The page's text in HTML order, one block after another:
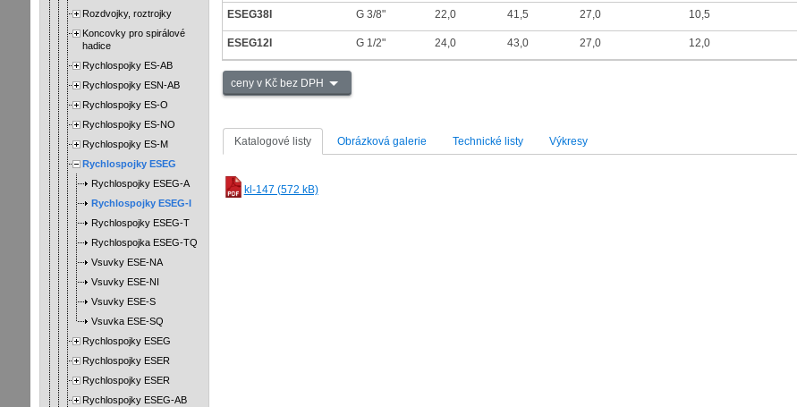
ESEG38I G 3/8" 22,0 41,5 27,0 10,5
ESEG12I G 1/2" 24,0 43,0 27,0 12,0
ceny v Kč bez DPH
Katalogové listy Obrázková galerie Technické listy Výkresy
kl-147 (572 kB)
Rozdvojky, roztrojky
Koncovky pro spirálové
hadice
Rychlospojky ES-AB
Rychlospojky ESN-AB
Rychlospojky ES-O
Rychlospojky ES-NO
Rychlospojky ES-M
Rychlospojky ESEG
Rychlospojky ESEG-A
Rychlospojky ESEG-I
Rychlospojky ESEG-T
Rychlospojka ESEG-TQ
Vsuvky ESE-NA
Vsuvky ESE-NI
Vsuvky ESE-S
Vsuvka ESE-SQ
Rychlospojky ESEG
Rychlospojky ESER
Rychlospojky ESER
Rychlospojky ESEG-AB